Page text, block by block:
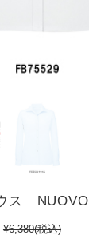
ス NUOVO
¥6,380(税込)